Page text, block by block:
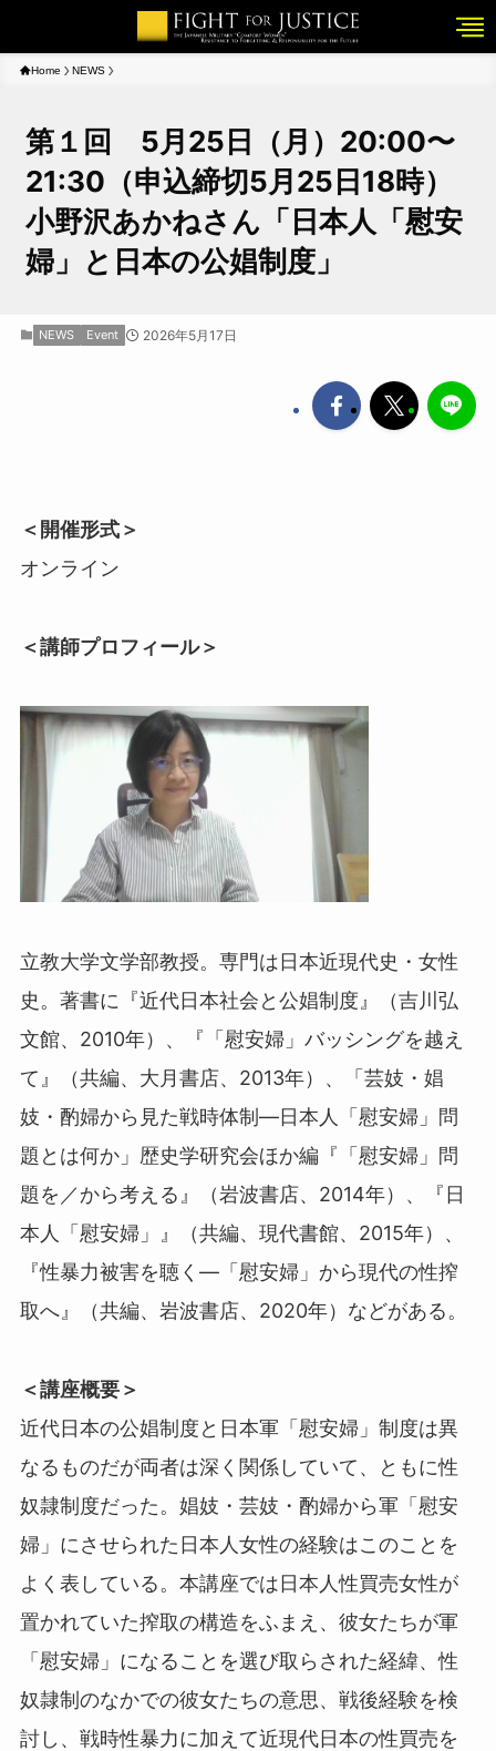
Home NEWS
第１回 5月25日（月）20:00〜
21:30（申込締切5月25日18時）
小野沢あかねさん「日本人「慰安
婦」と日本の公娼制度」
NEWS Event 2026年5月17日
＜開催形式＞
オンライン
＜講師プロフィール＞
立教大学文学部教授。専門は日本近現代史・女性
史。著書に『近代日本社会と公娼制度』（吉川弘
文館、2010年）、『「慰安婦」バッシングを越え
て』（共編、大月書店、2013年）、「芸妓・娼
妓・酌婦から見た戦時体制―日本人「慰安婦」問
題とは何か」歴史学研究会ほか編『「慰安婦」問
題を／から考える』（岩波書店、2014年）、『日
本人「慰安婦」』（共編、現代書館、2015年）、
『性暴力被害を聴く―「慰安婦」から現代の性搾
取へ』（共編、岩波書店、2020年）などがある。
＜講座概要＞
近代日本の公娼制度と日本軍「慰安婦」制度は異
なるものだが両者は深く関係していて、ともに性
奴隷制度だった。娼妓・芸妓・酌婦から軍「慰安
婦」にさせられた日本人女性の経験はこのことを
よく表している。本講座では日本人性買売女性が
置かれていた搾取の構造をふまえ、彼女たちが軍
「慰安婦」になることを選び取らされた経緯、性
奴隷制のなかでの彼女たちの意思、戦後経験を検
討し、戦時性暴力に加えて近現代日本の性買売を